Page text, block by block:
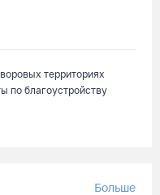
территориях
по благоустройству
Больше